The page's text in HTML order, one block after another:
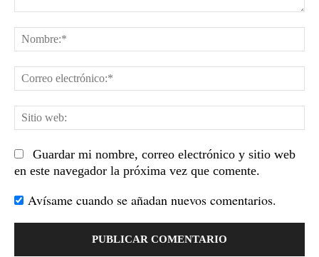
Guardar mi nombre, correo electrónico y sitio web
en este navegador la próxima vez que comente.
Avísame cuando se añadan nuevos comentarios.